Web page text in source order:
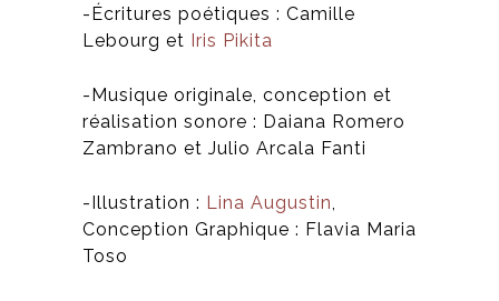
-Écritures poétiques : Camille
Lebourg et Iris Pikita
-Musique originale, conception et
réalisation sonore : Daiana Romero
Zambrano et Julio Arcala Fanti
-Illustration : Lina Augustin
Conception Graphique : Flavia Maria
Toso